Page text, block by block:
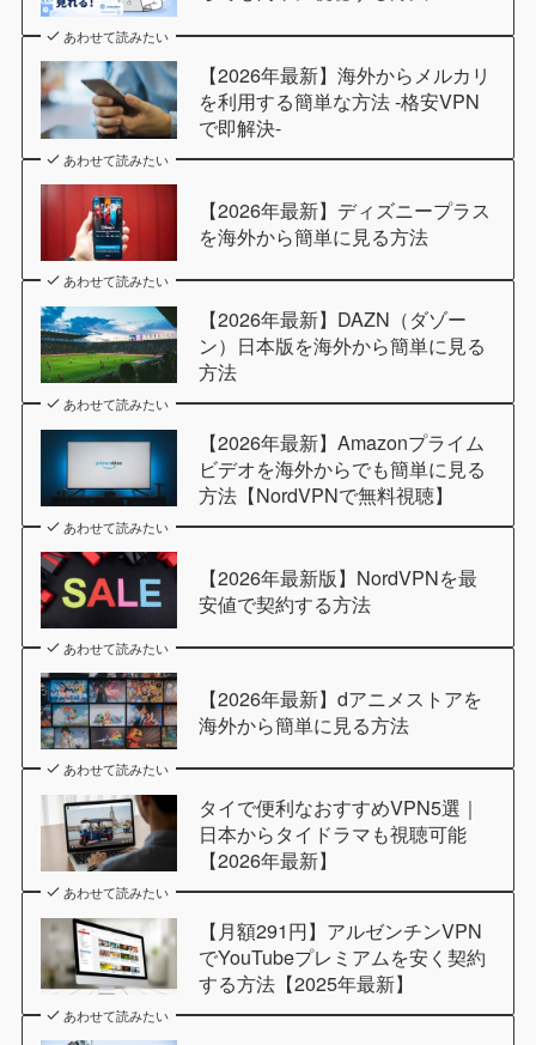
あわせて読みたい
【2026年最新】海外からメルカリ
を利用する簡単な方法 -格安VPN
で即解決-
あわせて読みたい
【2026年最新】ディズニープラス
を海外から簡単に見る方法
あわせて読みたい
【2026年最新】DAZN（ダゾー
ン）日本版を海外から簡単に見る
方法
あわせて読みたい
【2026年最新】Amazonプライム
ビデオを海外からでも簡単に見る
方法【NordVPNで無料視聴】
あわせて読みたい
【2026年最新版】NordVPNを最
安値で契約する方法
あわせて読みたい
【2026年最新】dアニメストアを
海外から簡単に見る方法
あわせて読みたい
タイで便利なおすすめVPN5選｜
日本からタイドラマも視聴可能
【2026年最新】
あわせて読みたい
【月額291円】アルゼンチンVPN
でYouTubeプレミアムを安く契約
する方法【2025年最新】
あわせて読みたい